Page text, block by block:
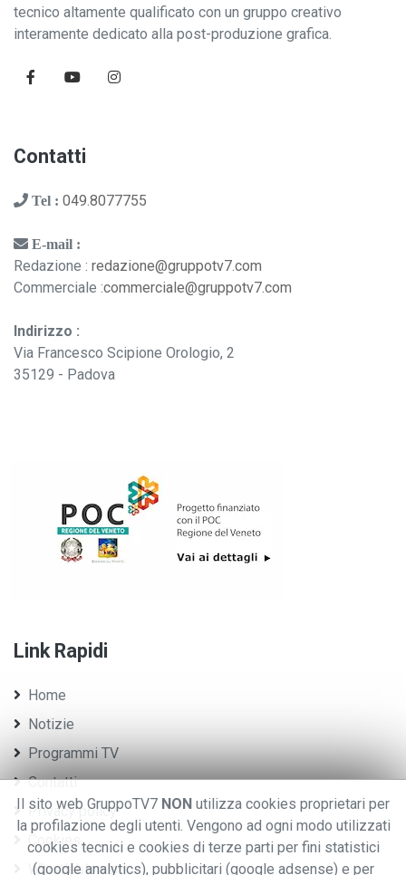
tecnico altamente qualificato con un gruppo creativo
interamente dedicato alla post-produzione grafica.
Contatti
Tel : 049.8077755
E-mail :
Redazione : redazione@gruppotv7.com
Commerciale :commerciale@gruppotv7.com
Indirizzo :
Via Francesco Scipione Orologio, 2
35129 - Padova
Link Rapidi
Home
Notizie
Programmi TV
Contatti
Privacy policy
Cookies
Whistleblowing
Il sito web GruppoTV7 NON utilizza cookies proprietari per
la profilazione degli utenti. Vengono ad ogni modo utilizzati
cookies tecnici e cookies di terze parti per fini statistici
(google analytics), pubblicitari (google adsense) e per